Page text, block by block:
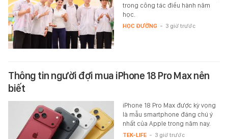
trong công tác điều hành năm
học.
HỌC ĐƯỜNG - 3 giờ trước
Thông tin người đợi mua iPhone 18 Pro Max nên
biết
iPhone 18 Pro Max được kỳ vọng
là mẫu smartphone đáng chú ý
nhất của Apple trong năm nay.
TEK-LIFE - 3 giờ trước